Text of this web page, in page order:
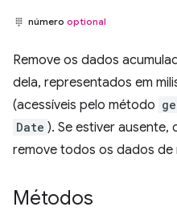
número optional
Remove os dados
dela, representados em
(acessíveis pelo método
Date ). Se estiver
remove todos os dados de
Métodos